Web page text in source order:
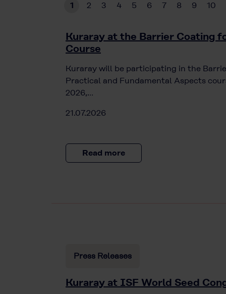
1 2 3 4 5 6 7 8 9 10
Kuraray at the Barrier Coating
Course
Kuraray will be participating in the
Practical and Fundamental Aspects
2026,…
21.07.2026
Read more
Press Releases
Kuraray at ISF World Seed